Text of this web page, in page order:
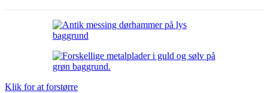
Klik for at forstørre